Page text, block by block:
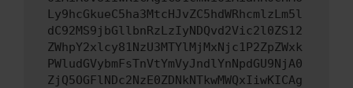
Ly9hcGkueC5ha3MtcHJvZC5hdWRhcmlzLm5l
dC92MS9jbGllbnRzLzIyNDQvd2Vic2l0ZS12
ZWhpY2xlcy81NzU3MTYlMjMxNjc1P2ZpZWxk
PWludGVybmFsTnVtYmVyJndlYnNpdGU9NjA0
ZjQ5OGFlNDc2NzE0ZDNkNTkwMWQxIiwKICAg